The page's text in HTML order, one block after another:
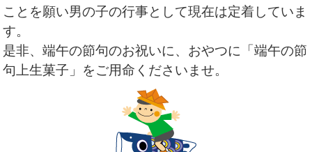
ことを願い男の子の行事として現在は定着していま
す。
是非、端午の節句のお祝いに、おやつに「端午の節
句上生菓子」をご用命くださいませ。